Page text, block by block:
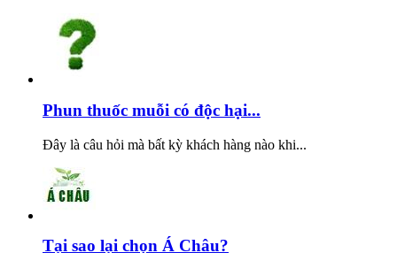
Phun thuốc muỗi có độc hại...
Đây là câu hỏi mà bất kỳ khách hàng nào khi...
Tại sao lại chọn Á Châu?